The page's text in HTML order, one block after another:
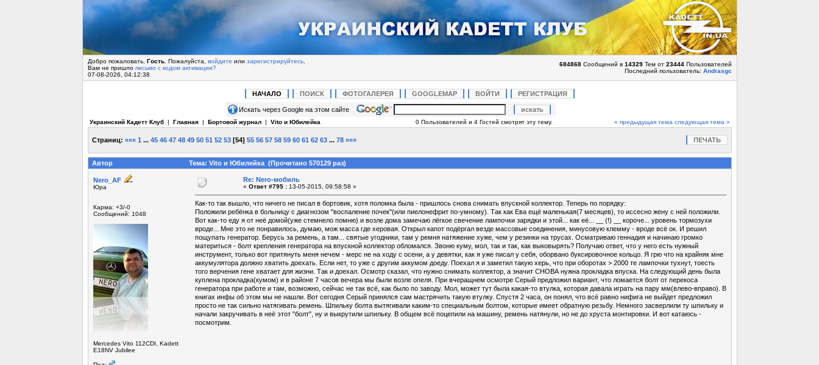
Добро пожаловать, Гость. Пожалуйста, войдите или зарегистрируйтесь.
Вам не пришло письмо с кодом активации?
07-08-2026, 04:12:38
684868Сообщений в 14329Тем от 23444Пользователей
Последний пользователь: Andrasgc
НАЧАЛО ПОИСК ФОТОГАЛЕРЕЯ GOOGLEMAP ВОЙТИ РЕГИСТРАЦИЯ
Искать через Google на этом сайте
Украинский Кадетт Клуб| Главная| Бортовой журнал| Vito и Юбилейка 0 Пользователей и 4 Гостей смотрят эту тему. « предыдущая тема следующая тема »
Страниц: ««« 1 ... 45 46 47 48 49 50 51 52 53[54] 55 56 57 58 59 60 61 62 63 ... 78 »»» ПЕЧАТЬ
Автор Тема: Vito и Юбилейка (Прочитано 570129 раз)
Nero_AF
Юра
Карма: +3/-0
Сообщений: 1048
Mercedes Vito 112CDI, Kadett
E18NV Jubilee
Re: Nero-мобиль
« Ответ #795 :13-05-2015, 09:58:58 »
Как-то так вышло, что ничего не писал в бортовик, хотя поломка была - пришлось снова снимать впускной коллектор. Теперь по порядку:
Положили ребёнка в больницу с диагнозом "воспаление почек"(или пиелонефрит по-умному). Так как Ева ещё маленькая(7 месяцев), то иссесно жену с ней положили.
Вот как-то еду я от неё домой(уже стемнело помню) и возле дома замечаю лёгкое свечение лампочки зарядки и этой... как её... __ (!) __ короче... уровень тормозухи
вроде... Мне это не понравилось, думаю, мож масса где херовая. Открыл капот подёргал везде массовые соединения, минусовую клемму - вроде всё ок. И решил
пощупать генератор. Берусь за ремень, а там... святые угодники, там у ремня натяжение хуже, чем у резинки на трусах. Осматриваю геннадия и начинаю громко
материться - болт крепления генератора на впускной коллектор обломался. Звоню куму, мол, так и так, как выковырять? Получаю ответ, что у него есть нужный
инструмент, только вот притянуть меня нечем - мерс не на ходу с осени, а у девятки, как я уже писал у себя, оборвано буксировочное кольцо. Я грю что на крайняк мне
аккумулятора должно хватить доехать. Если нет, то уже с другим аккумом доеду. Поехал я и заметил такую херь, что при оборотах > 2000 те лампочки тухнут, тоесть
того верчения гене хватает для жизни. Так и доехал. Осмотр сказал, что нужно снимать коллектор, а значит СНОВА нужна прокладка впуска. На следующий день была
куплена прокладка(кумом) и в районе 7 часов вечера мы были возле опеля. При вчеращнем осмотре Серый предложил вариант, что ломается болт от перекоса
генератора при работе и там, возможно, сейчас не так всё, как было по заводу. Мол, может тут была какая-то втулка, которая давала играть на пару мм(влево-вправо). В
книгах инфы об этом мы не нашли. Вот сегодня Серый принялся сам мастрячить такую втулку. Спустя 2 часа, он понял, что всё равно нифига не выйдет предложил
просто не так сильно натягивать ремень. Шпильку болта вытягивали каким-то специальным болтом, которые имеет обратную резьбу. Немного засверлили ту шпильку и
начали закручивать в неё этот "болт", ну и выкрутили шпильку. В общем всё поцепили на машину, ремень натянули, но не до хруста монтировки. И вот катаюсь -
посмотрим.